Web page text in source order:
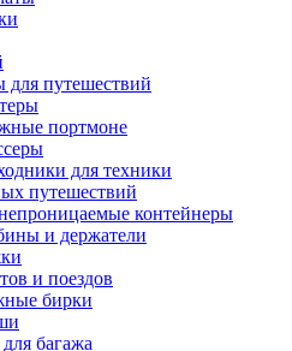
для путешествий
портмоне
для техники
путешествий
контейнеры
и держатели
и поездов
бирки
багажа